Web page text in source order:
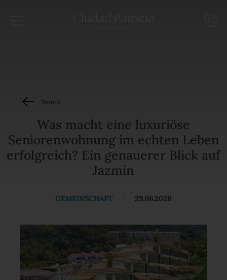
Zurück
Was macht eine luxuriöse
Seniorenwohnung im echten Leben
erfolgreich? Ein genauerer Blick auf
Jazmín
GEMEINSCHAFT 29.06.2026